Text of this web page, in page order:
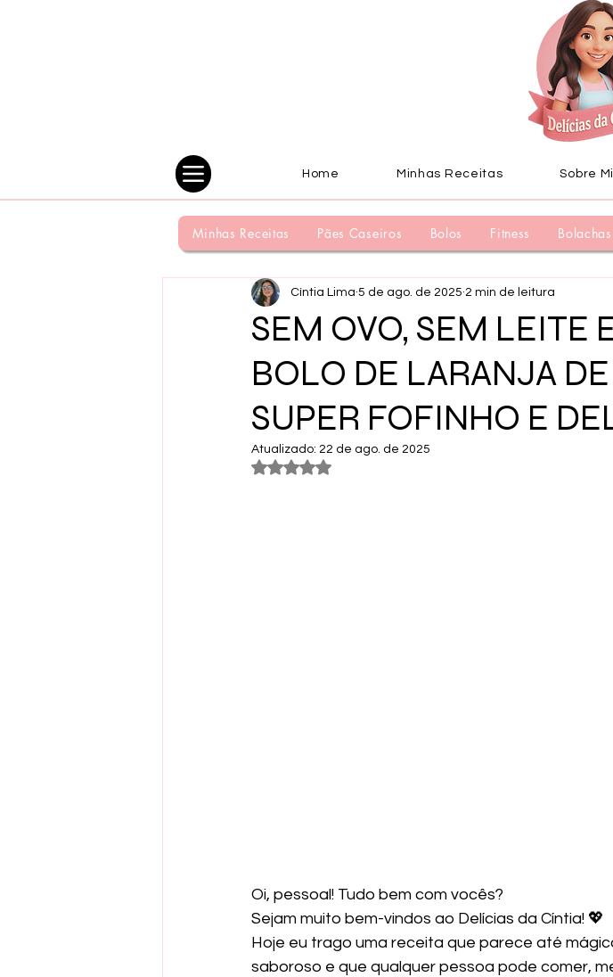
Home Minhas Receitas Sobre
Minhas Receitas Pães Caseiros Bolos Fitness Bolachas
SEM OVO, SEM LEITE
BOLO DE LARANJA
SUPER FOFINHO E
Cíntia Lima 5 de ago. de 2025 2 min de leitura
Atualizado: 22 de ago. de 2025
Avaliado com NaN de 5 estrelas.
Oi, pessoal! Tudo bem com vocês?
Sejam muito bem-vindos ao Delícias da Cíntia! 💖
Hoje eu trago uma receita que parece até
saboroso e que qualquer pessoa pode comer,